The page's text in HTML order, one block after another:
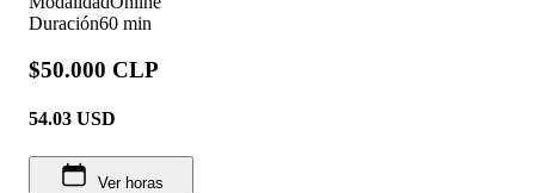
Duración60 min
$50.000 CLP
54.03 USD
Ver horas